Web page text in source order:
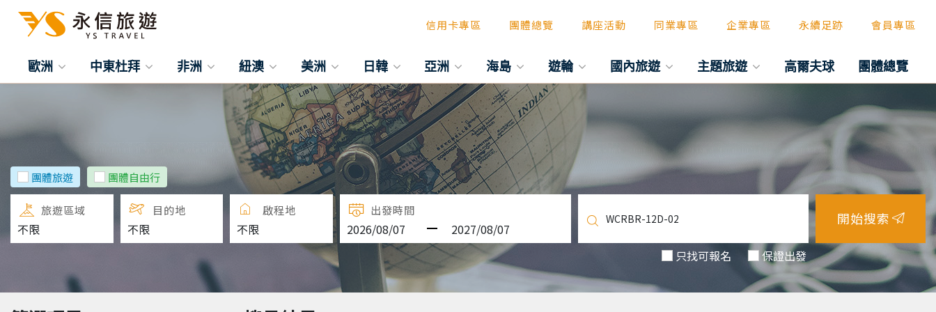
信用卡專區 團體總覽 講座活動 同業專區 企業專區 永續足跡 會員專區
歐洲 中東杜拜 非洲 紐澳 美洲 日韓 亞洲 海島 遊輪 國內旅遊 主題旅遊 高爾夫球 團體總覽
團體旅遊 團體自由行
旅遊區域 目的地 啟程地 出發時間
只找可報名 保證出發
開始搜索